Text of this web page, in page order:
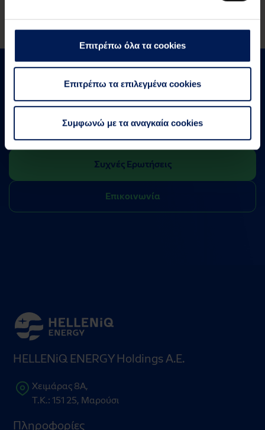
Επιτρέπω όλα τα cookies
Επιτρέπω τα επιλεγμένα cookies
Συμφωνώ με τα αναγκαία cookies
Έχεις απορίες ή χρειάζεσαι περισσότερες
πληροφορίες;
Συχνές Ερωτήσεις
Επικοινωνία
HELLENiQ ENERGY Holdings Α.Ε.
Χειμάρας 8Α,
Τ.Κ.: 151 25, Μαρούσι
Πληροφορίες